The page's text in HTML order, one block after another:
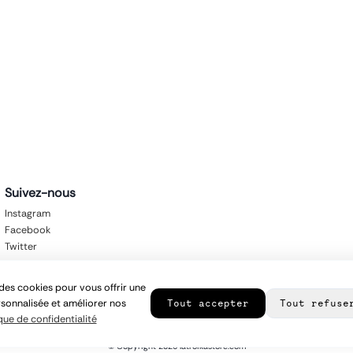
Suivez-nous
Instagram
Facebook
Twitter
© Copyright 2026 latroikastore.com
cookies pour vous offrir une
et améliorer nos
de confidentialité
Tout accepter Tout